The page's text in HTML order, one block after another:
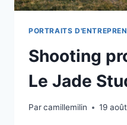
PORTRAITS
Shooting
Le Jade
Parcamillemilin 19